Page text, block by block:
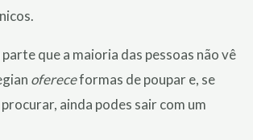
que a maioria das pessoas não vê
ofereceformas de poupar e, se
ainda podes sair com um